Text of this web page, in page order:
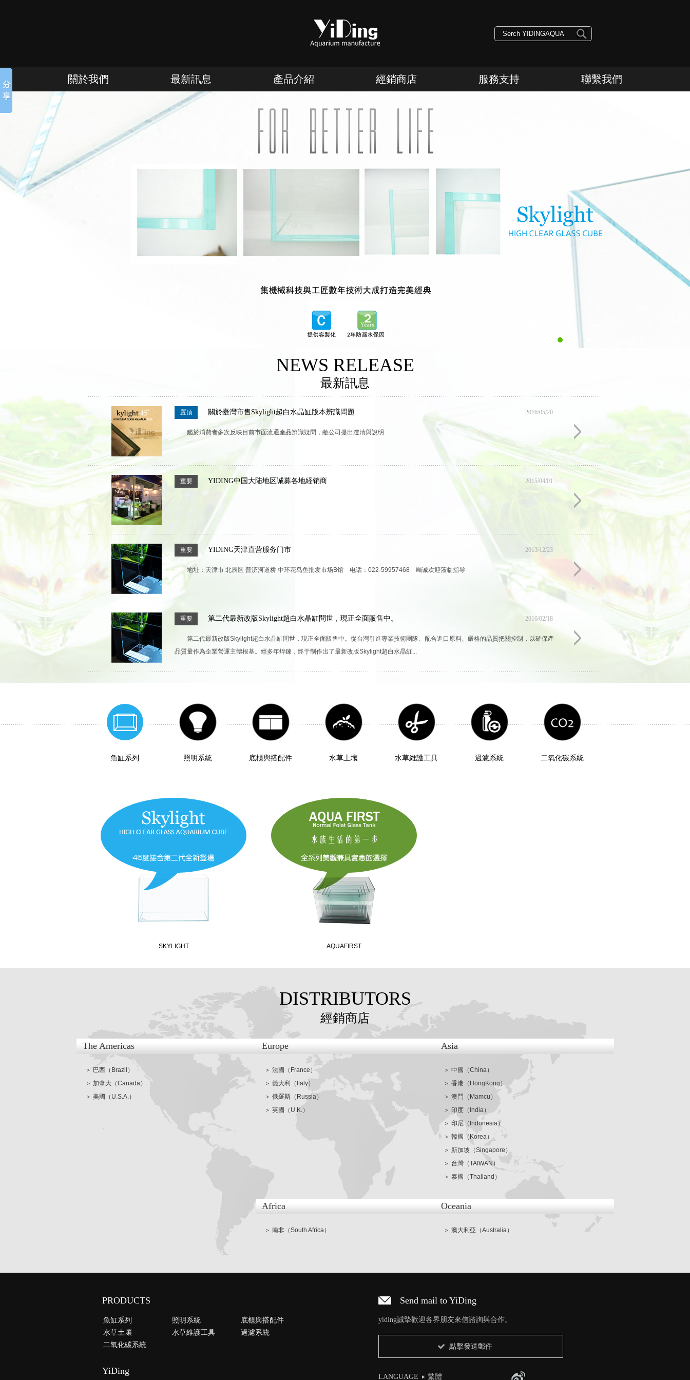
關於我們 最新訊息 產品介紹 經銷商店 服務支持 聯繫我們
NEWS RELEASE
最新訊息
置顶 關於臺灣市售Skylight超白水晶缸版本辨識問題 2016/05/20
鑑於消費者多次反映目前市面流通產品辨識疑問，敝公司提出澄清與說明
重要 YIDING中国大陆地区诚募各地経销商 2015/04/01
重要 YIDING天津直营服务门市 2013/12/23
地址：天津市 北辰区 普济河道桥 中环花鸟鱼批发市场B馆 电话：022-59957468 竭诚欢迎蒞临指导
重要 第二代最新改版Skylight超白水晶缸問世，現正全面販售中。 2016/02/18
第二代最新改版Skylight超白水晶缸問世，現正全面販售中。從台灣引進專業技術團隊、配合進口原料、嚴格的品質把關控制，以確保產
品質量作為企業營運主體根基。經多年焠鍊，终于制作出了最新改版Skylight超白水晶缸...
魚缸系列 照明系統 底櫃與搭配件 水草土壤 水草維護工具 過濾系統 二氧化碳系統
SKYLIGHT AQUAFIRST
DISTRIBUTORS
經銷商店
The Americas
＞ 巴西（Brazil）
＞ 加拿大（Canada）
＞ 美國（U.S.A.）
Europe
＞ 法國（France）
＞ 義大利（Italy）
＞ 俄羅斯（Russia）
＞ 英國（U.K.）
Asia
＞ 中國（China）
＞ 香港（HongKong）
＞ 澳門（Mamcu）
＞ 印度（India）
＞ 印尼（Indonesia）
＞ 韓國（Korea）
＞ 新加坡（Singapore）
＞ 台灣（TAIWAN）
＞ 泰國（Thailand）
Oceania
＞ 澳大利亞（Australia）
Africa
＞ 南非（South Africa）
PRODUCTS
魚缸系列 照明系統
底櫃與搭配件
水草土壤
水草維護工具
過濾系統
二氧化碳系統
YiDing
Send mail to YiDing
yiding誠摯歡迎各界朋友來信諮詢與合作。
點擊發送郵件
LANGUAGE 繁體